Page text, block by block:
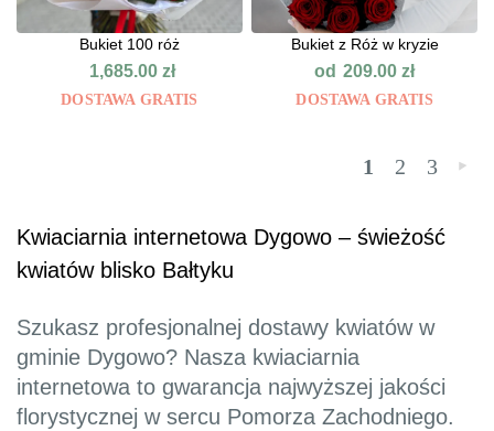
Bukiet 100 róż
1,685.00zł
DOSTAWA GRATIS
Bukiet z Róż w kryzie
od 209.00zł
DOSTAWA GRATIS
1 2 3 »
Kwiaciarnia internetowa Dygowo – świeżość
kwiatów blisko Bałtyku
Szukasz profesjonalnej dostawy kwiatów w
gminie Dygowo? Nasza kwiaciarnia
internetowa to gwarancja najwyższej jakości
florystycznej w sercu Pomorza Zachodniego.